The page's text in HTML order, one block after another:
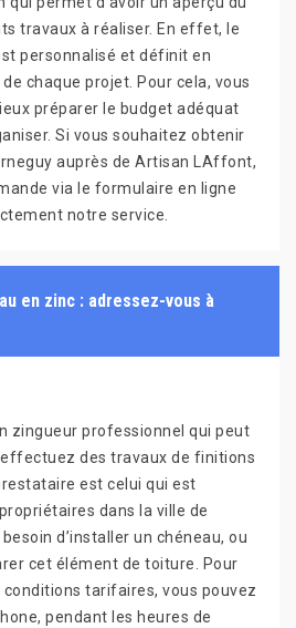
travaux à réaliser. En effet, le
personnalisé et définit en
chaque projet. Pour cela, vous
préparer le budget adéquat
Si vous souhaitez obtenir
auprès de Artisan LAffont,
via le formulaire en ligne
notre service.
en zinc : adressez-vous à
zingueur professionnel qui peut
des travaux de finitions
est celui qui est
dans la ville de
d’installer un chéneau, ou
cet élément de toiture. Pour
conditions tarifaires, vous pouvez
pendant les heures de